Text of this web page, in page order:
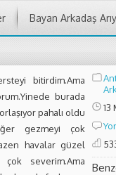
Bayan Arkadaş
bitirdim.Ama
burada
pahalı oldu
gezmeyi çok
havalar güzel
severim.Ama
13